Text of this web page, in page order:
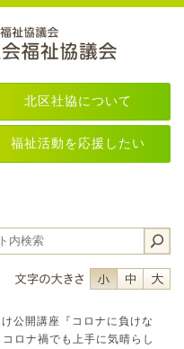
北区社協について
福祉活動を応援したい
フォントサイ
フォン
公開講座『コロナに負けな
ロナ禍でも上手に気晴らし